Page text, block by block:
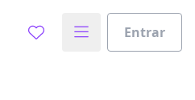
Entrar
para seus estudos